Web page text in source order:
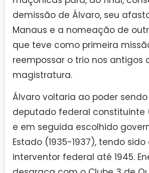
demissão de Álvaro, seu
Manaus e a nomeação de
que teve como primeira
reempossar o trio nos antigos
magistratura.
Álvaro voltaria ao poder
deputado federal constituinte
e em seguida escolhido
Estado (1935-1937), tendo sido
interventor federal até 1945.